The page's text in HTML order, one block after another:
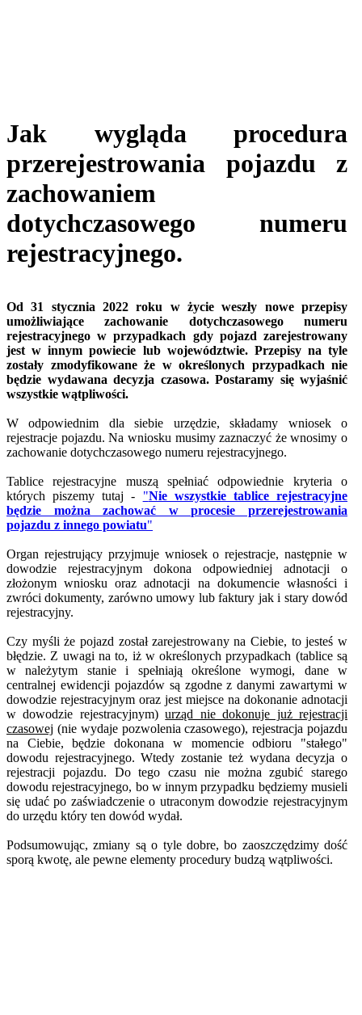
Jak wygląda procedura
przerejestrowania pojazdu z
zachowaniem
dotychczasowego numeru
rejestracyjnego.
Od 31 stycznia 2022 roku w życie weszły nowe przepisy
umożliwiające zachowanie dotychczasowego numeru
rejestracyjnego w przypadkach gdy pojazd zarejestrowany
jest w innym powiecie lub województwie. Przepisy na tyle
zostały zmodyfikowane że w określonych przypadkach nie
będzie wydawana decyzja czasowa. Postaramy się wyjaśnić
wszystkie wątpliwości.
W odpowiednim dla siebie urzędzie, składamy wniosek o
rejestracje pojazdu. Na wniosku musimy zaznaczyć że wnosimy o
zachowanie dotychczasowego numeru rejestracyjnego.
Tablice rejestracyjne muszą spełniać odpowiednie kryteria o
których piszemy tutaj - "Nie wszystkie tablice rejestracyjne
będzie można zachować w procesie przerejestrowania
pojazdu z innego powiatu"
Organ rejestrujący przyjmuje wniosek o rejestracje, następnie w
dowodzie rejestracyjnym dokona odpowiedniej adnotacji o
złożonym wniosku oraz adnotacji na dokumencie własności i
zwróci dokumenty, zarówno umowy lub faktury jak i stary dowód
rejestracyjny.
Czy myśli że pojazd został zarejestrowany na Ciebie, to jesteś w
błędzie. Z uwagi na to, iż w określonych przypadkach (tablice są
w należytym stanie i spełniają określone wymogi, dane w
centralnej ewidencji pojazdów są zgodne z danymi zawartymi w
dowodzie rejestracyjnym oraz jest miejsce na dokonanie adnotacji
w dowodzie rejestracyjnym)urząd nie dokonuje już rejestracji
czasowej (nie wydaje pozwolenia czasowego), rejestracja pojazdu
na Ciebie, będzie dokonana w momencie odbioru "stałego"
dowodu rejestracyjnego. Wtedy zostanie też wydana decyzja o
rejestracji pojazdu. Do tego czasu nie można zgubić starego
dowodu rejestracyjnego, bo w innym przypadku będziemy musieli
się udać po zaświadczenie o utraconym dowodzie rejestracyjnym
do urzędu który ten dowód wydał.
Podsumowując, zmiany są o tyle dobre, bo zaoszczędzimy dość
sporą kwotę, ale pewne elementy procedury budzą wątpliwości.